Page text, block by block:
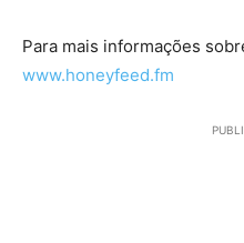
Para mais informações
www.honeyfeed.fm